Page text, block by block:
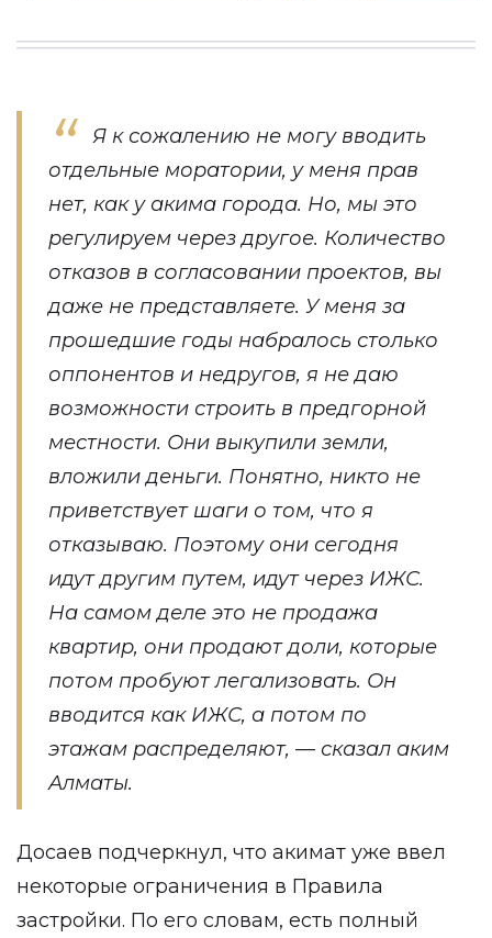
Я к сожалению не могу вводить
отдельные моратории, у меня прав
нет, как у акима города. Но, мы это
регулируем через другое. Количество
отказов в согласовании проектов, вы
даже не представляете. У меня за
прошедшие годы набралось столько
оппонентов и недругов, я не даю
возможности строить в предгорной
местности. Они выкупили земли,
вложили деньги. Понятно, никто не
приветствует шаги о том, что я
отказываю. Поэтому они сегодня
идут другим путем, идут через ИЖС.
На самом деле это не продажа
квартир, они продают доли, которые
потом пробуют легализовать. Он
вводится как ИЖС, а потом по
этажам распределяют, — сказал аким
Алматы.
Досаев подчеркнул, что акимат уже ввел
некоторые ограничения в Правила
застройки. По его словам, есть полный